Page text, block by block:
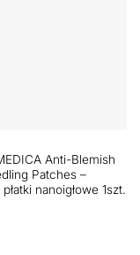
Anti-Blemish
Patches –
nanoigłowe 1szt.